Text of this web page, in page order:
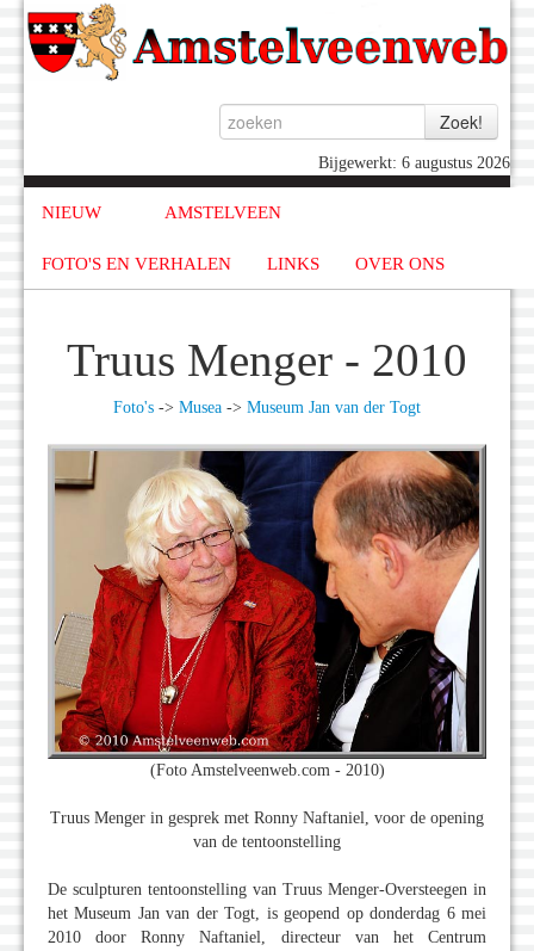
Bijgewerkt: 6 augustus 2026
NIEUW AMSTELVEEN
FOTO'S EN VERHALEN LINKS OVER ONS
Truus Menger - 2010
Foto's -> Musea -> Museum Jan van der Togt
(Foto Amstelveenweb.com - 2010)
Truus Menger in gesprek met Ronny Naftaniel, voor de opening
van de tentoonstelling
De sculpturen tentoonstelling van Truus Menger-Oversteegen in
het Museum Jan van der Togt, is geopend op donderdag 6 mei
2010 door Ronny Naftaniel, directeur van het Centrum